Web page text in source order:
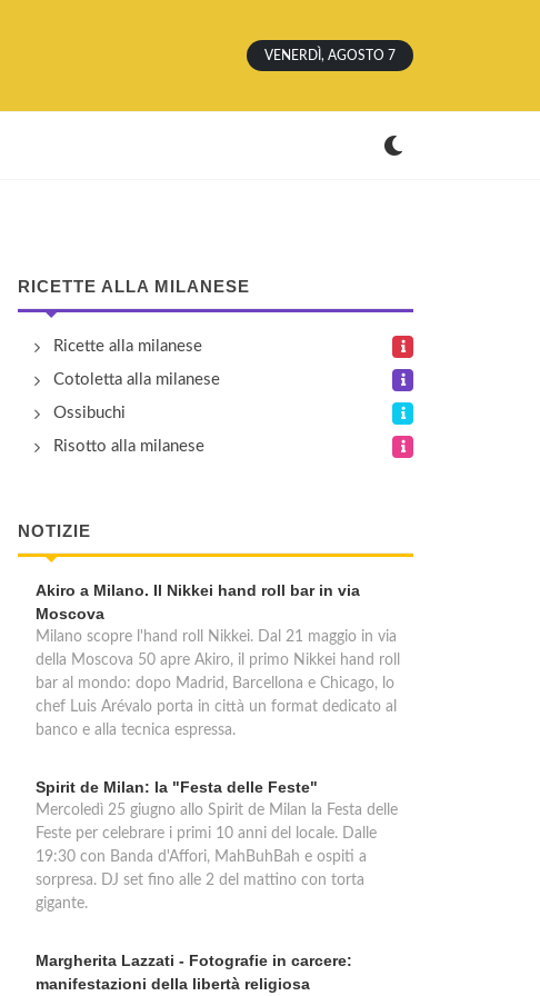
VENERDÌ, AGOSTO 7
RICETTE ALLA MILANESE
Ricette alla milanese
Cotoletta alla milanese
Ossibuchi
Risotto alla milanese
NOTIZIE
Akiro a Milano. Il Nikkei hand roll bar in via
Moscova
Milano scopre l'hand roll Nikkei. Dal 21 maggio in via
della Moscova 50 apre Akiro, il primo Nikkei hand roll
bar al mondo: dopo Madrid, Barcellona e Chicago, lo
chef Luis Arévalo porta in città un format dedicato al
banco e alla tecnica espressa.
Spirit de Milan: la "Festa delle Feste"
Mercoledì 25 giugno allo Spirit de Milan la Festa delle
Feste per celebrare i primi 10 anni del locale. Dalle
19:30 con Banda d'Affori, MahBuhBah e ospiti a
sorpresa. DJ set fino alle 2 del mattino con torta
gigante.
Margherita Lazzati - Fotografie in carcere:
manifestazioni della libertà religiosa